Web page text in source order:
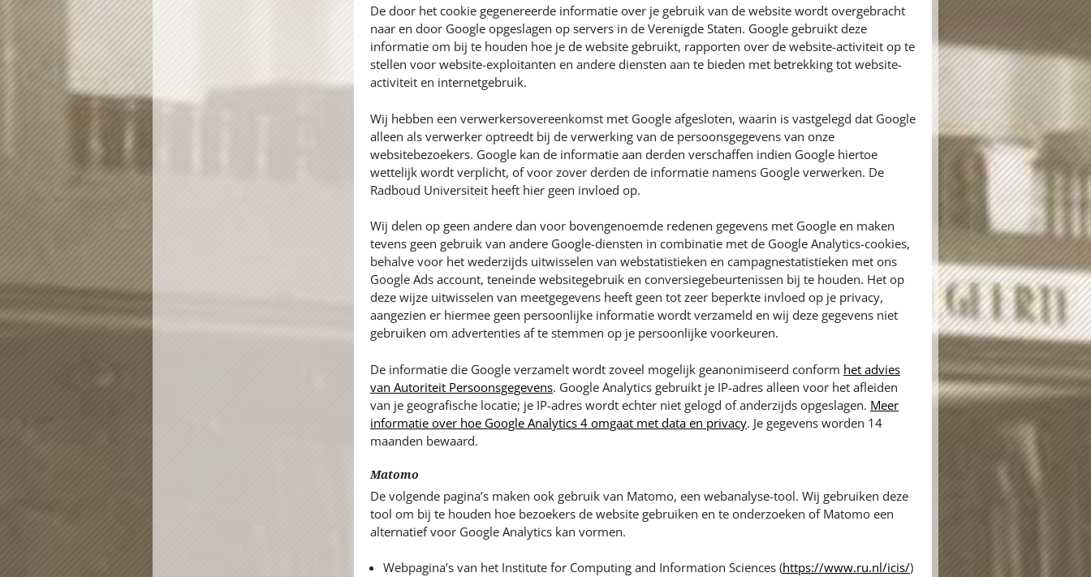
De door het cookie gegenereerde informatie over je gebruik van de website wordt overgebracht
naar en door Google opgeslagen op servers in de Verenigde Staten. Google gebruikt deze
informatie om bij te houden hoe je de website gebruikt, rapporten over de website-activiteit op te
stellen voor website-exploitanten en andere diensten aan te bieden met betrekking tot website-
activiteit en internetgebruik.
Wij hebben een verwerkersovereenkomst met Google afgesloten, waarin is vastgelegd dat Google
alleen als verwerker optreedt bij de verwerking van de persoonsgegevens van onze
websitebezoekers. Google kan de informatie aan derden verschaffen indien Google hiertoe
wettelijk wordt verplicht, of voor zover derden de informatie namens Google verwerken. De
Radboud Universiteit heeft hier geen invloed op.
Wij delen op geen andere dan voor bovengenoemde redenen gegevens met Google en maken
tevens geen gebruik van andere Google-diensten in combinatie met de Google Analytics-cookies,
behalve voor het wederzijds uitwisselen van webstatistieken en campagnestatistieken met ons
Google Ads account, teneinde websitegebruik en conversiegebeurtenissen bij te houden. Het op
deze wijze uitwisselen van meetgegevens heeft geen tot zeer beperkte invloed op je privacy,
aangezien er hiermee geen persoonlijke informatie wordt verzameld en wij deze gegevens niet
gebruiken om advertenties af te stemmen op je persoonlijke voorkeuren.
De informatie die Google verzamelt wordt zoveel mogelijk geanonimiseerd conform het advies
van Autoriteit Persoonsgegevens. Google Analytics gebruikt je IP-adres alleen voor het afleiden
van je geografische locatie; je IP-adres wordt echter niet gelogd of anderzijds opgeslagen. Meer
informatie over hoe Google Analytics 4 omgaat met data en privacy. Je gegevens worden 14
maanden bewaard.
Matomo
De volgende pagina’s maken ook gebruik van Matomo, een webanalyse-tool. Wij gebruiken deze
tool om bij te houden hoe bezoekers de website gebruiken en te onderzoeken of Matomo een
alternatief voor Google Analytics kan vormen.
Webpagina’s van het Institute for Computing and Information Sciences (https://www.ru.nl/icis/)